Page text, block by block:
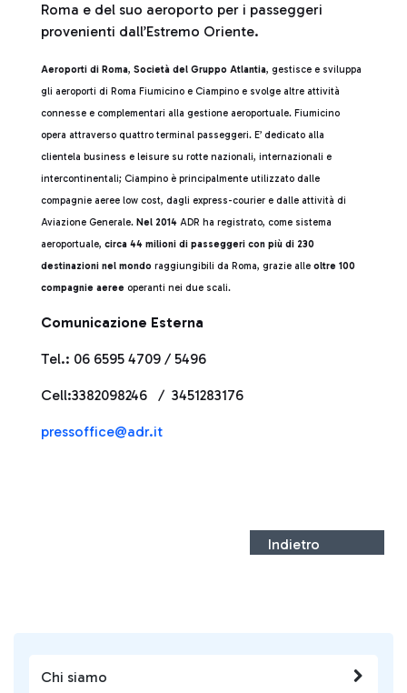
Chi siamo
Roma e del suo aeroporto per i passeggeri
provenienti dall’Estremo Oriente.
Aeroporti di Roma, Società del Gruppo Atlantia, gestisce e sviluppa
gli aeroporti di Roma Fiumicino e Ciampino e svolge altre attività
connesse e complementari alla gestione aeroportuale. Fiumicino
opera attraverso quattro terminal passeggeri. E’ dedicato alla
clientela business e leisure su rotte nazionali, internazionali e
intercontinentali; Ciampino è principalmente utilizzato dalle
compagnie aeree low cost, dagli express-courier e dalle attività di
Aviazione Generale. Nel 2014 ADR ha registrato, come sistema
aeroportuale, circa 44 milioni di passeggeri con più di 230
destinazioni nel mondo raggiungibili da Roma, grazie alle oltre 100
compagnie aeree operanti nei due scali.
Comunicazione Esterna
Tel.: 06 6595 4709 / 5496
Cell:3382098246 / 3451283176
pressoffice@adr.it
Indietro